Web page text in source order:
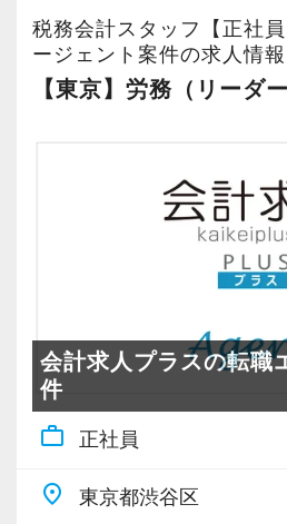
の成⻑を日々実感して頂け
自分が「将来こうなりたい
したい」「こういうサービ
ます。
新しい扉を開けるのはとて
すが、輝ける未来のために
緒に頑張っていきませんか
インターンから新卒で入社
インターン時代は「ここま
うくらい実践に近い形の業
ることができました。
【定期的な班替えや席替え
を学べる体制！】
ら業務を行っています。
そのなかで定期的な席替え
実施。得意分野や経験の異
に仕事を行うことで、より
ハウや知識を身に付けられ
また関西・関東とそれぞれ
り、オンライン・オフライ
し合える社風です。
り】
【入社後の流れ／研修体制】
個別のスキルやご経験に合
⇒「サブ担当」⇒「主担当
て着実にキャリアアップが
＜キャリアプランの一例＞
・会計ソフトへの入力作業
た資料作成、業務ソフトを
成、その他個別業務へサポ
参加
２年目：
・巡回監査業務
合格できるよう応援してま
早く試験合格して、一緒に
お仕事をしましょう！
就業時間は７時間（9:30～
平常時は、ほとんどのスタ
社していますので、負担な
能です！
また、繁忙期とされる確定
も今年は「平均約29時間」
（一般的な就業時間８時間
均約９時間」）
きており、残業時間が少な
資格や経験に応じて、得意
【シフトや勤務時間の相談
護との両立も可能です】
勤務日数に関して、週5フ
日3時間～など柔軟に対応が
例えば
「過去の会計事務所経験を
子育て中でフルタイムは厳
「保育園や幼稚園のお迎え
「経験豊富な得意分野（資
税務会計スタッフ【正社
ージェント案件の求人情報
【東京】労務（リーダ
会計求人プラスの転職
件
work_outline 正社員
place 東京都渋谷区